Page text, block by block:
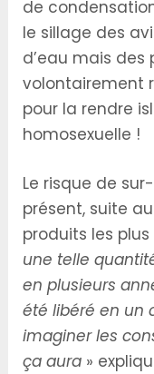
de
le sillage des
d’eau mais
volontairement
pour la rendre
homosexuelle !
Le risque de
présent, suite
produits les
une telle
en plusieurs
été libéré en un
imaginer les
ça aura »